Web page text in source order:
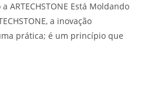
ARTECHSTONE Está Moldando
a inovação
prática; é um princípio que